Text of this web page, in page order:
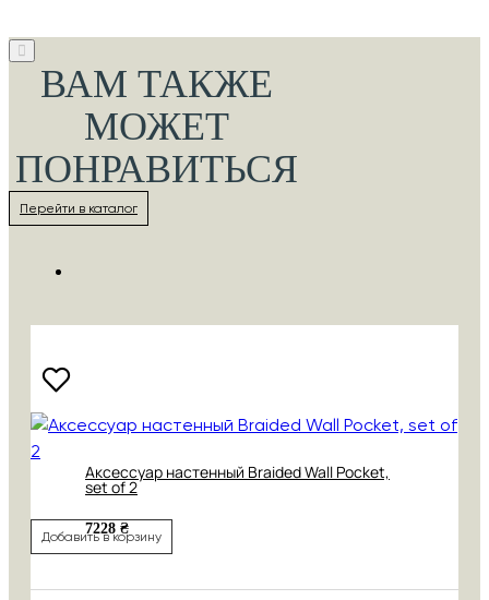
ВАМ ТАКЖЕ
МОЖЕТ
ПОНРАВИТЬСЯ
Перейти в каталог
Аксессуар настенный Braided Wall Pocket,
set of 2
7228 ₴
Добавить в корзину